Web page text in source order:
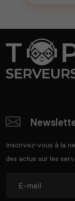
Inscrivez-vous à la
des actus sur les